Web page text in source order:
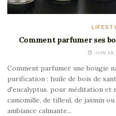
Comment parfumer ses
JUIN 29,
Comment parfumer une bougie
purification : huile de bois de
d'eucalyptus. pour méditation et
camomille, de tilleul, de jasmin
ambiance calmante...